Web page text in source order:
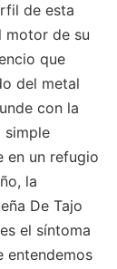
de esta
motor de su
que
del metal
con la
simple
en un refugio
la
De Tajo
el síntoma
entendemos